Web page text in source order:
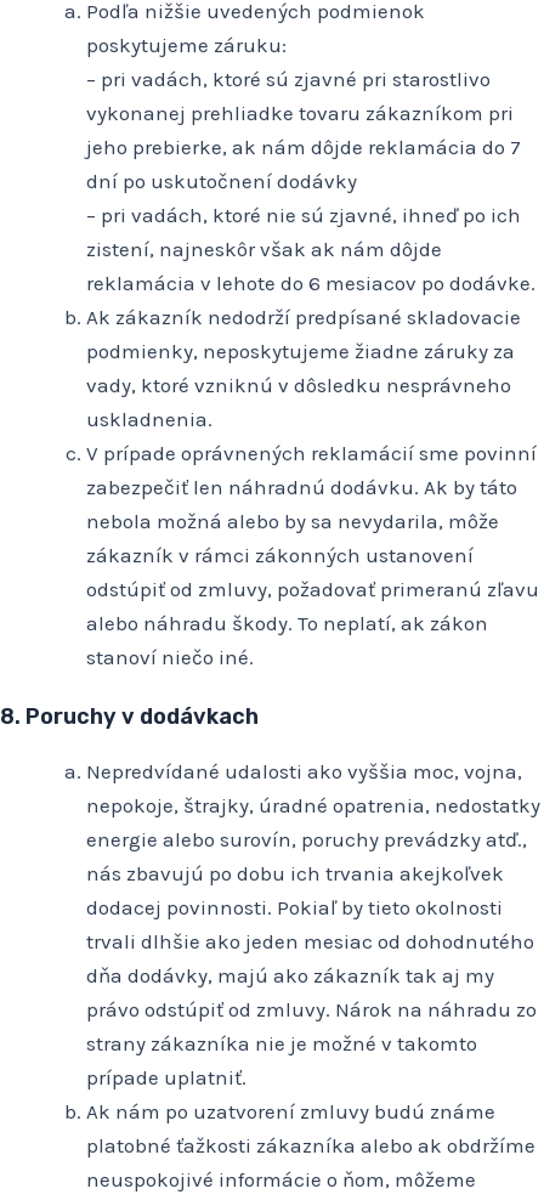
Podľa nižšie uvedených podmienok
poskytujeme záruku:
– pri vadách, ktoré sú zjavné pri starostlivo
vykonanej prehliadke tovaru zákazníkom pri
jeho prebierke, ak nám dôjde reklamácia do 7
dní po uskutočnení dodávky
– pri vadách, ktoré nie sú zjavné, ihneď po ich
zistení, najneskôr však ak nám dôjde
reklamácia v lehote do 6 mesiacov po dodávke.
Ak zákazník nedodrží predpísané skladovacie
podmienky, neposkytujeme žiadne záruky za
vady, ktoré vzniknú v dôsledku nesprávneho
uskladnenia.
V prípade oprávnených reklamácií sme povinní
zabezpečiť len náhradnú dodávku. Ak by táto
nebola možná alebo by sa nevydarila, môže
zákazník v rámci zákonných ustanovení
odstúpiť od zmluvy, požadovať primeranú zľavu
alebo náhradu škody. To neplatí, ak zákon
stanoví niečo iné.
8. Poruchy v dodávkach
Nepredvídané udalosti ako vyššia moc, vojna,
nepokoje, štrajky, úradné opatrenia, nedostatky
energie alebo surovín, poruchy prevádzky atď.,
nás zbavujú po dobu ich trvania akejkoľvek
dodacej povinnosti. Pokiaľ by tieto okolnosti
trvali dlhšie ako jeden mesiac od dohodnutého
dňa dodávky, majú ako zákazník tak aj my
právo odstúpiť od zmluvy. Nárok na náhradu zo
strany zákazníka nie je možné v takomto
prípade uplatniť.
Ak nám po uzatvorení zmluvy budú známe
platobné ťažkosti zákazníka alebo ak obdržíme
neuspokojivé informácie o ňom, môžeme